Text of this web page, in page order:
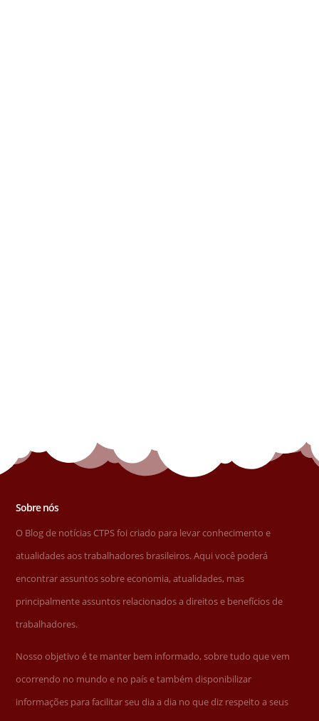
Sobre nós
O Blog de notícias CTPS foi criado para levar conhecimento e
atualidades aos trabalhadores brasileiros. Aqui você poderá
encontrar assuntos sobre economia, atualidades, mas
principalmente assuntos relacionados a direitos e benefícios de
trabalhadores.
Nosso objetivo é te manter bem informado, sobre tudo que vem
ocorrendo no mundo e no país e também disponibilizar
informações para facilitar seu dia a dia no que diz respeito a seus